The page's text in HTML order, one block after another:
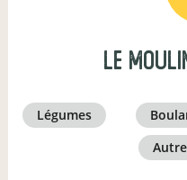
le
légumes